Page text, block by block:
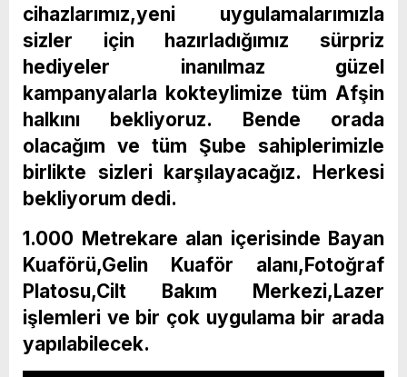
cihazlarımız,yeni uygulamalarımızla
sizler için hazırladığımız sürpriz
hediyeler inanılmaz güzel
kampanyalarla kokteylimize tüm Afşin
halkını bekliyoruz. Bende orada
olacağım ve tüm Şube sahiplerimizle
birlikte sizleri karşılayacağız. Herkesi
bekliyorum dedi.
1.000 Metrekare alan içerisinde Bayan
Kuaförü,Gelin Kuaför alanı,Fotoğraf
Platosu,Cilt Bakım Merkezi,Lazer
işlemleri ve bir çok uygulama bir arada
yapılabilecek.